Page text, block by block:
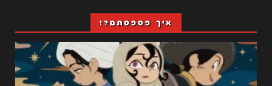
איך פספסתם?!